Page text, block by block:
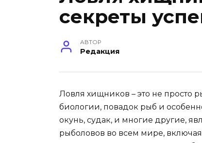
секреты
АВТОР
Редакция
Ловля хищников – это не просто
биологии, повадок рыб и
окунь, судак, и многие другие,
рыболовов во всем мире,